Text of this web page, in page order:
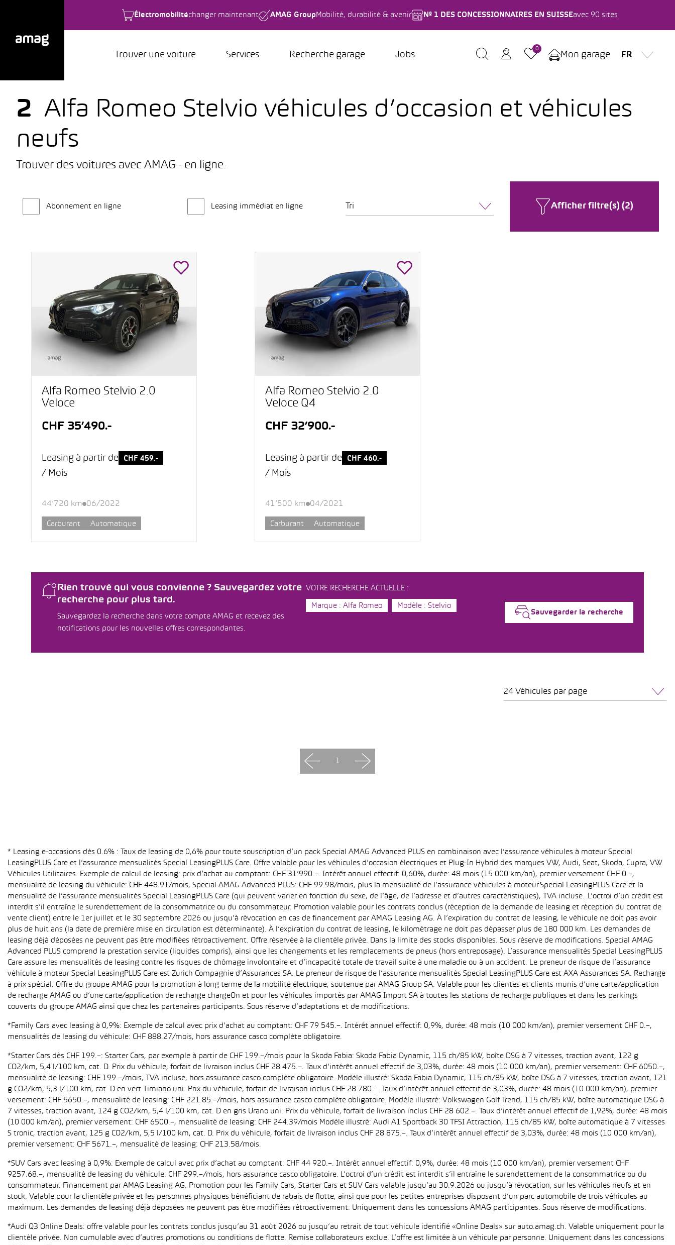
Électromobilitéchanger maintenant AMAG Group Mobilité, durabilité & avenir Nº 1 DES CONCESSIONNAIRES EN SUISSEavec 90 sites
Trouver une voiture Services Recherche garage Jobs
0
Mon garage FR
2 Alfa Romeo Stelvio véhicules d’occasion et véhicules
neufs
Trouver des voitures avec AMAG - en ligne.
Abonnement en ligne Leasing immédiat en ligne Tri Afficher filtre(s) (2)
Rien trouvé qui vous convienne ? Sauvegardez votre
recherche pour plus tard.
Sauvegardez la recherche dans votre compte AMAG et recevez des
notifications pour les nouvelles offres correspondantes.
VOTRE RECHERCHE ACTUELLE :
Marque : Alfa Romeo
Modèle : Stelvio
Sauvegarder la recherche
Alfa Romeo Stelvio 2.0
Veloce
CHF 35’490.-
Leasing à partir de CHF 459.-
/ Mois
44’720 km 06/2022
Carburant Automatique
Alfa Romeo Stelvio 2.0
Veloce Q4
CHF 32’900.-
Leasing à partir de CHF 460.-
/ Mois
41’500 km 04/2021
Carburant Automatique
24 Véhicules par page
1
* Leasing e-occasions dès 0.6% : Taux de leasing de 0,6% pour toute souscription d’un pack Special AMAG Advanced PLUS en combinaison avec l’assurance véhicules à moteur Special
LeasingPLUS Care et l’assurance mensualités Special LeasingPLUS Care. Offre valable pour les véhicules d’occasion électriques et Plug-In Hybrid des marques VW, Audi, Seat, Skoda, Cupra, VW
Véhicules Utilitaires. Exemple de calcul de leasing: prix d’achat au comptant: CHF 31’990.–. Intérêt annuel effectif: 0,60%, durée: 48 mois (15 000 km/an), premier versement CHF 0.–,
mensualité de leasing du véhicule: CHF 448.91/mois, Special AMAG Advanced PLUS: CHF 99.98/mois, plus la mensualité de l’assurance véhicules à moteur Special LeasingPLUS Care et la
mensualité de l’assurance mensualités Special LeasingPLUS Care (qui peuvent varier en fonction du sexe, de l’âge, de l’adresse et d’autres caractéristiques), TVA incluse. L’octroi d’un crédit est
interdit s’il entraîne le surendettement de la consommatrice ou du consommateur. Promotion valable pour les contrats conclus (réception de la demande de leasing et réception du contrat de
vente client) entre le 1er juillet et le 30 septembre 2026 ou jusqu’à révocation en cas de financement par AMAG Leasing AG. À l’expiration du contrat de leasing, le véhicule ne doit pas avoir
plus de huit ans (la date de première mise en circulation est déterminante). À l’expiration du contrat de leasing, le kilométrage ne doit pas dépasser plus de 180 000 km. Les demandes de
leasing déjà déposées ne peuvent pas être modifiées rétroactivement. Offre réservée à la clientèle privée. Dans la limite des stocks disponibles. Sous réserve de modifications. Special AMAG
Advanced PLUS comprend la prestation service (liquides compris), ainsi que les changements et les remplacements de pneus (hors entreposage). L’assurance mensualités Special LeasingPLUS
Care assure les mensualités de leasing contre les risques de chômage involontaire et d’incapacité totale de travail suite à une maladie ou à un accident. Le preneur de risque de l’assurance
véhicule à moteur Special LeasingPLUS Care est Zurich Compagnie d’Assurances SA. Le preneur de risque de l’assurance mensualités Special LeasingPLUS Care est AXA Assurances SA. Recharge
à prix spécial: Offre du groupe AMAG pour la promotion à long terme de la mobilité électrique, soutenue par AMAG Group SA. Valable pour les clientes et clients munis d’une carte/application
de recharge AMAG ou d’une carte/application de recharge chargeOn et pour les véhicules importés par AMAG Import SA à toutes les stations de recharge publiques et dans les parkings
couverts du groupe AMAG ainsi que chez les partenaires participants. Sous réserve d’adaptations et de modifications.
*Family Cars avec leasing à 0,9%: Exemple de calcul avec prix d’achat au comptant: CHF 79 545.–. Intérêt annuel effectif: 0,9%, durée: 48 mois (10 000 km/an), premier versement CHF 0.–,
mensualités de leasing du véhicule: CHF 888.27/mois, hors assurance casco complète obligatoire.
*Starter Cars dès CHF 199.–: Starter Cars, par exemple à partir de CHF 199.–/mois pour la Skoda Fabia: Skoda Fabia Dynamic, 115 ch/85 kW, boîte DSG à 7 vitesses, traction avant, 122 g
CO2/km, 5,4 l/100 km, cat. D. Prix du véhicule, forfait de livraison inclus CHF 28 475.–. Taux d’intérêt annuel effectif de 3,03%, durée: 48 mois (10 000 km/an), premier versement: CHF 6050.–,
mensualité de leasing: CHF 199.–/mois, TVA incluse, hors assurance casco complète obligatoire. Modèle illustré: Skoda Fabia Dynamic, 115 ch/85 kW, boîte DSG à 7 vitesses, traction avant, 121
g CO2/km, 5,3 l/100 km, cat. D en vert Timiano uni. Prix du véhicule, forfait de livraison inclus CHF 28 780.–. Taux d’intérêt annuel effectif de 3,03%, durée: 48 mois (10 000 km/an), premier
versement: CHF 5650.–, mensualité de leasing: CHF 221.85.–/mois, hors assurance casco complète obligatoire. Modèle illustré: Volkswagen Golf Trend, 115 ch/85 kW, boîte automatique DSG à
7 vitesses, traction avant, 124 g CO2/km, 5,4 l/100 km, cat. D en gris Urano uni. Prix du véhicule, forfait de livraison inclus CHF 28 602.–. Taux d’intérêt annuel effectif de 1,92%, durée: 48 mois
(10 000 km/an), premier versement: CHF 6500.–, mensualité de leasing: CHF 244.39/mois Modèle illustré: Audi A1 Sportback 30 TFSI Attraction, 115 ch/85 kW, boîte automatique à 7 vitesses
S tronic, traction avant, 125 g CO2/km, 5,5 l/100 km, cat. D. Prix du véhicule, forfait de livraison inclus CHF 28 875.–. Taux d’intérêt annuel effectif de 3,03%, durée: 48 mois (10 000 km/an),
premier versement: CHF 5671.–, mensualité de leasing: CHF 213.58/mois.
*SUV Cars avec leasing à 0,9%: Exemple de calcul avec prix d’achat au comptant: CHF 44 920.–. Intérêt annuel effectif: 0,9%, durée: 48 mois (10 000 km/an), premier versement CHF
9257.68.–, mensualité de leasing du véhicule: CHF 299.–/mois, hors assurance casco obligatoire. L’octroi d’un crédit est interdit s’il entraîne le surendettement de la consommatrice ou du
consommateur. Financement par AMAG Leasing AG. Promotion pour les Family Cars, Starter Cars et SUV Cars valable jusqu’au 30.9.2026 ou jusqu’à révocation, sur les véhicules neufs et en
stock. Valable pour la clientèle privée et les personnes physiques bénéficiant de rabais de flotte, ainsi que pour les petites entreprises disposant d’un parc automobile de trois véhicules au
maximum. Les demandes de leasing déjà déposées ne peuvent pas être modifiées rétroactivement. Uniquement dans les concessions AMAG participantes. Sous réserve de modifications.
*Audi Q3 Online Deals: offre valable pour les contrats conclus jusqu’au 31 août 2026 ou jusqu’au retrait de tout véhicule identifié «Online Deals» sur auto.amag.ch. Valable uniquement pour la
clientèle privée. Non cumulable avec d’autres promotions ou conditions de flotte. Remise collaborateurs exclue. L’offre est limitée à un véhicule par personne. Uniquement dans les concessions